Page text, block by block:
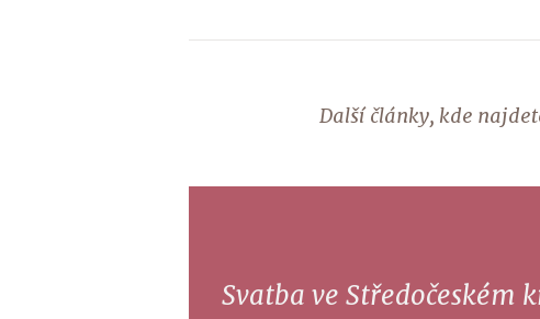
Další články, kde
Svatba ve Středočeském